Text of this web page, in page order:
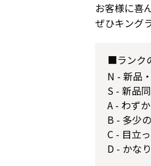
お客様に喜
ぜひキング
■ランク
N - 新品
S - 新品
A - わず
B - 多少
C - 目立
D - かな